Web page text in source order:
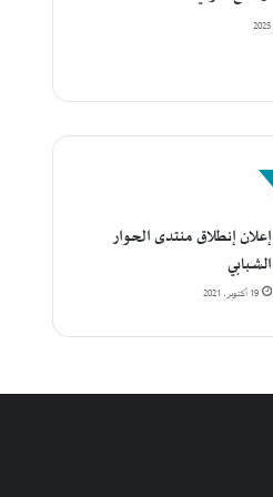
إعلان إنطلاق منتدى الحوار
الشبابي
19 أكتوبر، 2021